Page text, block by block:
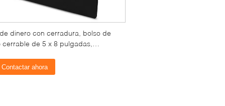
dinero con cerradura, bolso de
cerrable de 5 x 8 pulgadas,
pasaportes, medicamentos, tarjetas
- Negro
Contactar ahora